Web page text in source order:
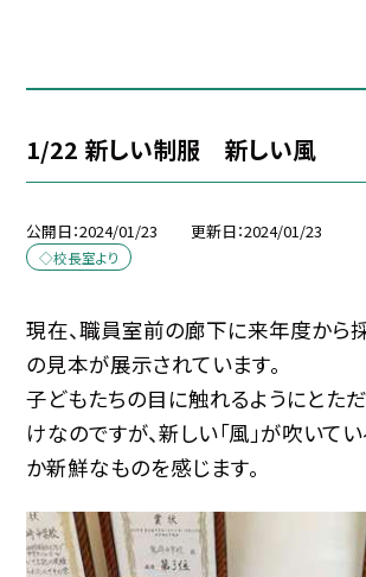
1/22 新しい制服 新しい風
公開日 2024/01/23 更新日 2024/01/23
◇校長室より
現在、職員室前の廊下に来年度から
の見本が展示されています。
子どもたちの目に触れるようにとた
けなのですが、新しい「風」が吹いて
か新鮮なものを感じます。